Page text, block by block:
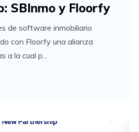
SBInmo y Floorfy
de software inmobiliario
con Floorfy una alianza
a la cual p...